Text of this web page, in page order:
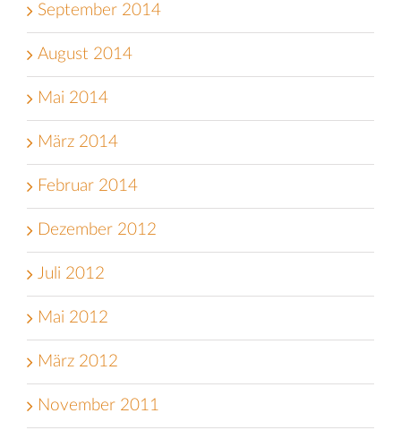
September 2014
August 2014
Mai 2014
März 2014
Februar 2014
Dezember 2012
Juli 2012
Mai 2012
März 2012
November 2011